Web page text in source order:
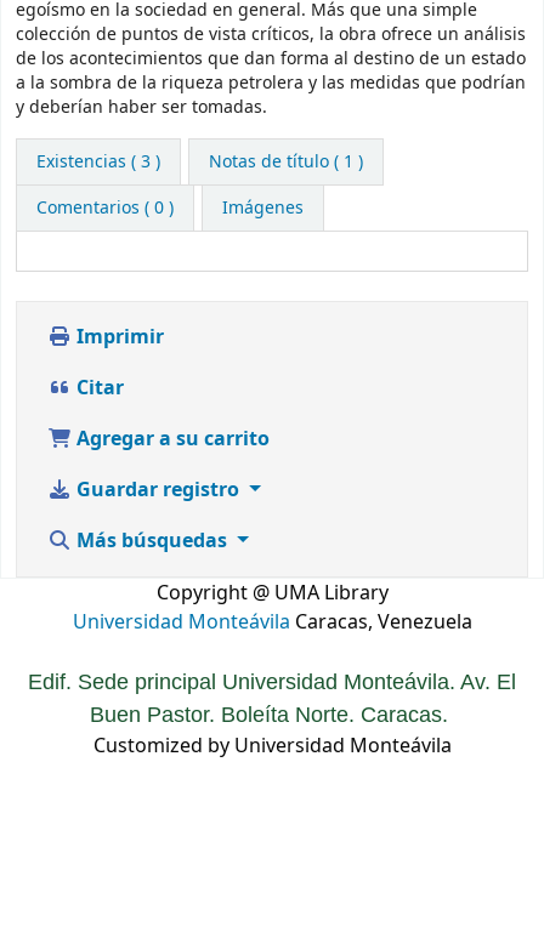
egoísmo en la sociedad en general. Más que una simple
colección de puntos de vista críticos, la obra ofrece un análisis
de los acontecimientos que dan forma al destino de un estado
a la sombra de la riqueza petrolera y las medidas que podrían
y deberían haber ser tomadas.
Existencias ( 3 )
Notas de título ( 1 )
Comentarios ( 0 )
Imágenes
Imprimir
Citar
Agregar a su carrito
Guardar registro
Más búsquedas
Copyright @ UMA Library
Universidad Monteávila Caracas, Venezuela
Edif. Sede principal Universidad Monteávila. Av. El
Buen Pastor. Boleíta Norte. Caracas.
Customized by Universidad Monteávila